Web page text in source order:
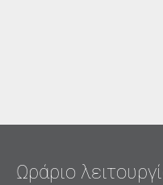
Ωράριο